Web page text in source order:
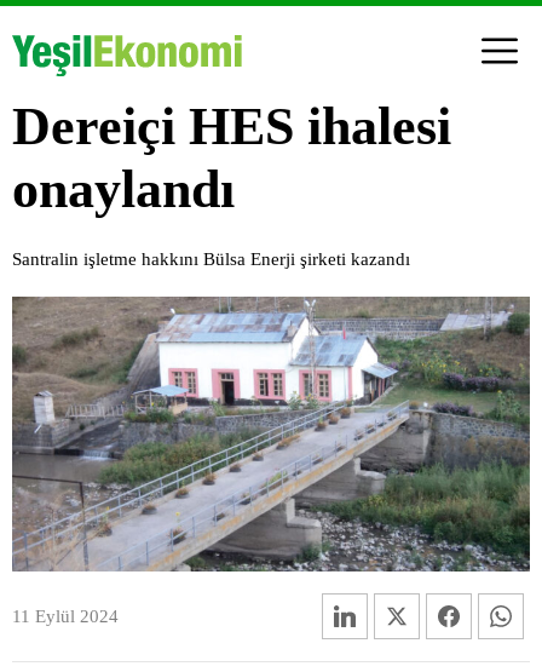
Dereiçi HES ihalesi
onaylandı
Santralin işletme hakkını Bülsa Enerji şirketi kazandı
11 Eylül 2024